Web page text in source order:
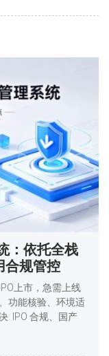
：依托全栈
合规管控
上市，急需上线
功能核验、环境适
: IPO 合规、国产